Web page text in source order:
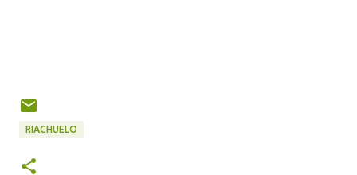
RIACHUELO